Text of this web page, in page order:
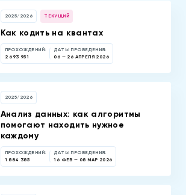
2025/2026 ТЕКУЩИЙ
Как кодить на квантах
ПРОХОЖДЕНИЙ:
2 693 951
ДАТЫ ПРОВЕДЕНИЯ:
06 — 26 АПРЕЛЯ 2026
2025/2026
Анализ данных: как алгоритмы
помогают находить нужное
каждому
ПРОХОЖДЕНИЙ:
1 884 385
ДАТЫ ПРОВЕДЕНИЯ:
16 ФЕВ — 08 МАР 2026